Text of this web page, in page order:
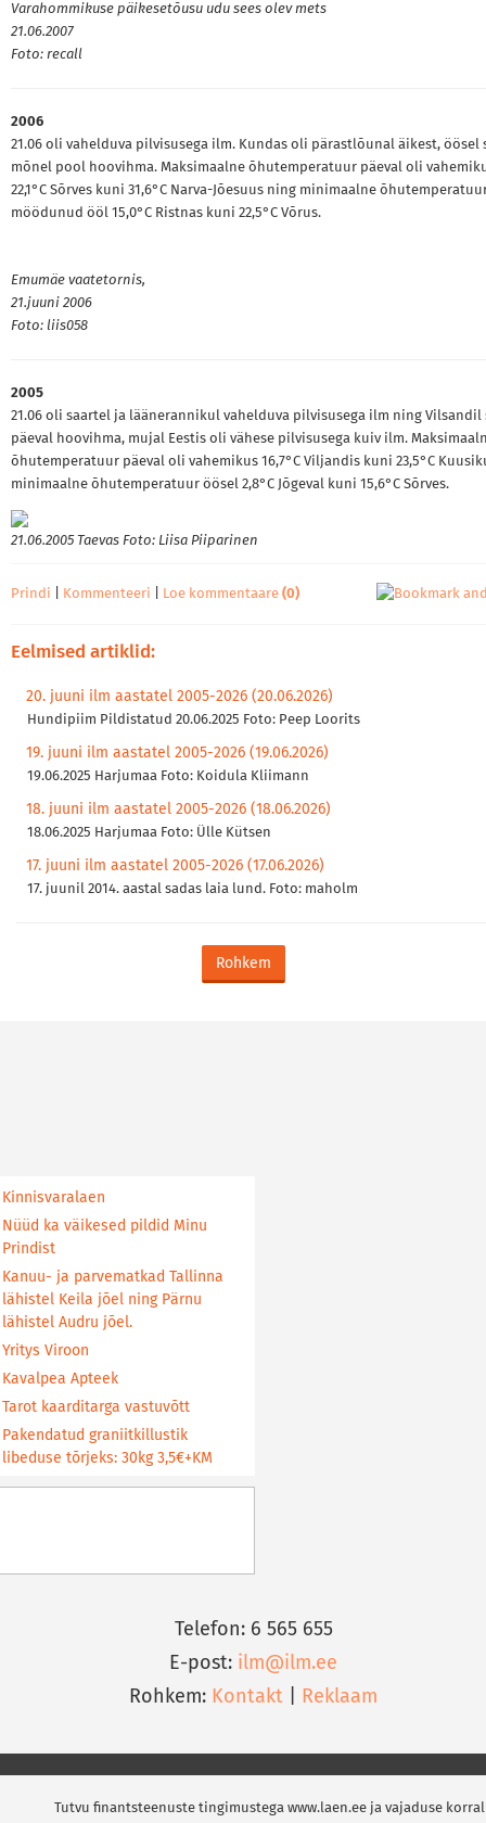
Varahommikuse päikesetõusu udu sees olev mets
21.06.2007
Foto: recall
2006
21.06 oli vahelduva pilvisusega ilm. Kundas oli pärastlõunal äikest, öösel
mõnel pool hoovihma. Maksimaalne õhutemperatuur päeval oli
22,1°C Sõrves kuni 31,6°C Narva-Jõesuus ning minimaalne
möödunud ööl 15,0°C Ristnas kuni 22,5°C Võrus.
Emumäe vaatetornis,
21.juuni 2006
Foto: liis058
2005
21.06 oli saartel ja läänerannikul vahelduva pilvisusega ilm ning Vilsandil
päeval hoovihma, mujal Eestis oli vähese pilvisusega kuiv ilm.
õhutemperatuur päeval oli vahemikus 16,7°C Viljandis kuni 23,5°C
minimaalne õhutemperatuur öösel 2,8°C Jõgeval kuni 15,6°C Sõrves.
21.06.2005 Taevas Foto: Liisa Piiparinen
Prindi Kommenteeri Loe kommentaare (0)
Eelmised artiklid:
20. juuni ilm aastatel 2005-2026 (20.06.2026)
Hundipiim Pildistatud 20.06.2025 Foto: Peep Loorits
19. juuni ilm aastatel 2005-2026 (19.06.2026)
19.06.2025 Harjumaa Foto: Koidula Kliimann
18. juuni ilm aastatel 2005-2026 (18.06.2026)
18.06.2025 Harjumaa Foto: Ülle Kütsen
17. juuni ilm aastatel 2005-2026 (17.06.2026)
17. juunil 2014. aastal sadas laia lund. Foto: maholm
Rohkem
Kinnisvaralaen
Nüüd ka väikesed pildid Minu
Prindist
Kanuu- ja parvematkad Tallinna
lähistel Keila jõel ning Pärnu
lähistel Audru jõel.
Yritys Viroon
Kavalpea Apteek
Tarot kaarditarga vastuvõtt
Pakendatud graniitkillustik
libeduse tõrjeks: 30kg 3,5€+KM
Telefon: 6 565 655
E-post: ilm@ilm.ee
Rohkem: Kontakt Reklaam
Tutvu finantsteenuste tingimustega www.laen.ee ja vajaduse korral